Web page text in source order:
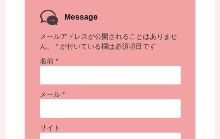
Message
メールアドレスが公開されることはありませ
ん。
* が付いている欄は必須項目です
名前 *
メール *
サイト